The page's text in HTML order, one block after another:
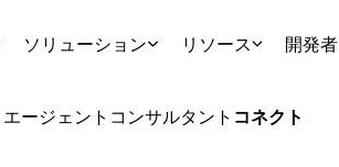
ソリューション リソース 開発者
エージェント コンサルタント コネクト